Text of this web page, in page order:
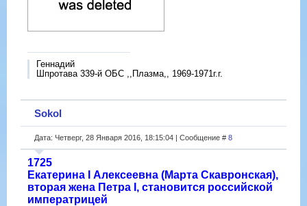
Геннадий
Шпротава 339-й ОБС ,,Плазма,, 1969-1971г.г.
Sokol
Дата: Четверг, 28 Января 2016, 18:15:04 | Сообщение # 8
1725
Екатерина I Алексеевна (Марта Скавронская),
вторая жена Петра I, становится российской
императрицей